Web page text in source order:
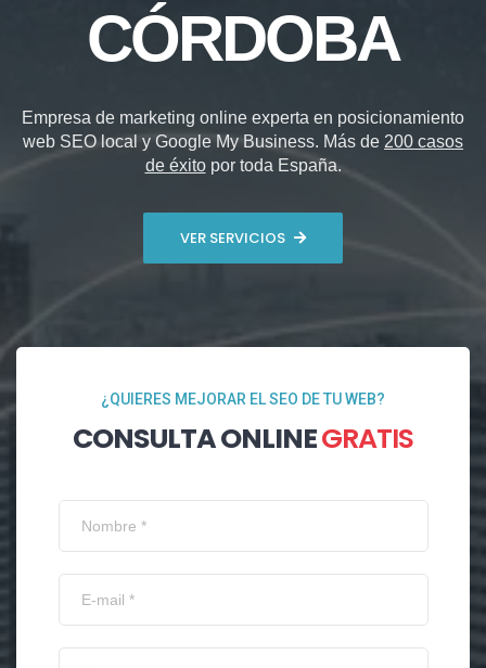
CÓRDOBA
Empresa de marketing online experta en posicionamiento
web SEO local y Google My Business. Más de 200 casos
de éxitopor toda España.
VER SERVICIOS
¿QUIERES MEJORAR EL SEO DE TU WEB?
CONSULTA ONLINEGRATIS